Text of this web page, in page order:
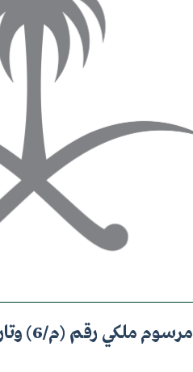
مرسوم ملكي رقم (م/6) وتاريخ 1447/01/13هـ